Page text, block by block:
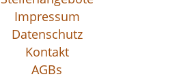
Impressum
Datenschutz
Kontakt
AGBs